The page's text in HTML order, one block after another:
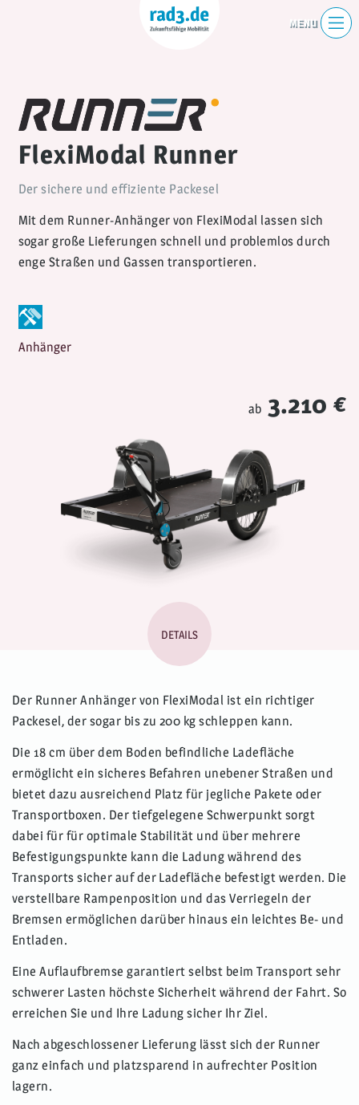
FlexiModal Runner
Der sichere und effiziente Packesel
Mit dem Runner-Anhänger von FlexiModal lassen sich
sogar große Lieferungen schnell und problemlos durch
enge Straßen und Gassen transportieren.
Anhänger
ab 3.210 €
DETAILS
Der Runner Anhänger von FlexiModal ist ein richtiger
Packesel, der sogar bis zu 200 kg schleppen kann.
Die 18 cm über dem Boden befindliche Ladefläche
ermöglicht ein sicheres Befahren unebener Straßen und
bietet dazu ausreichend Platz für jegliche Pakete oder
Transportboxen. Der tiefgelegene Schwerpunkt sorgt
dabei für für optimale Stabilität und über mehrere
Befestigungspunkte kann die Ladung während des
Transports sicher auf der Ladefläche befestigt werden. Die
verstellbare Rampenposition und das Verriegeln der
Bremsen ermöglichen darüber hinaus ein leichtes Be- und
Entladen.
Eine Auflaufbremse garantiert selbst beim Transport sehr
schwerer Lasten höchste Sicherheit während der Fahrt. So
erreichen Sie und Ihre Ladung sicher Ihr Ziel.
Nach abgeschlossener Lieferung lässt sich der Runner
ganz einfach und platzsparend in aufrechter Position
lagern.